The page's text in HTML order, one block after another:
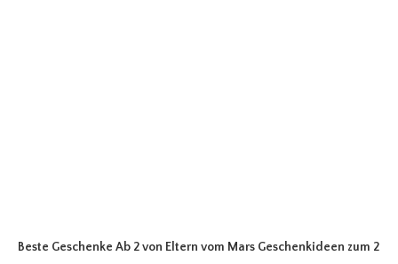
Beste Geschenke Ab 2von Eltern vom Mars Geschenkideen zum 2